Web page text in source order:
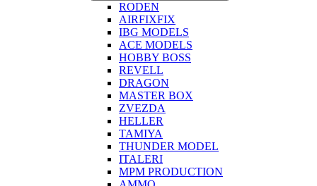
RODEN
AIRFIXFIX
IBG MODELS
ACE MODELS
HOBBY BOSS
REVELL
DRAGON
MASTER BOX
ZVEZDA
HELLER
TAMIYA
THUNDER MODEL
ITALERI
MPM PRODUCTION